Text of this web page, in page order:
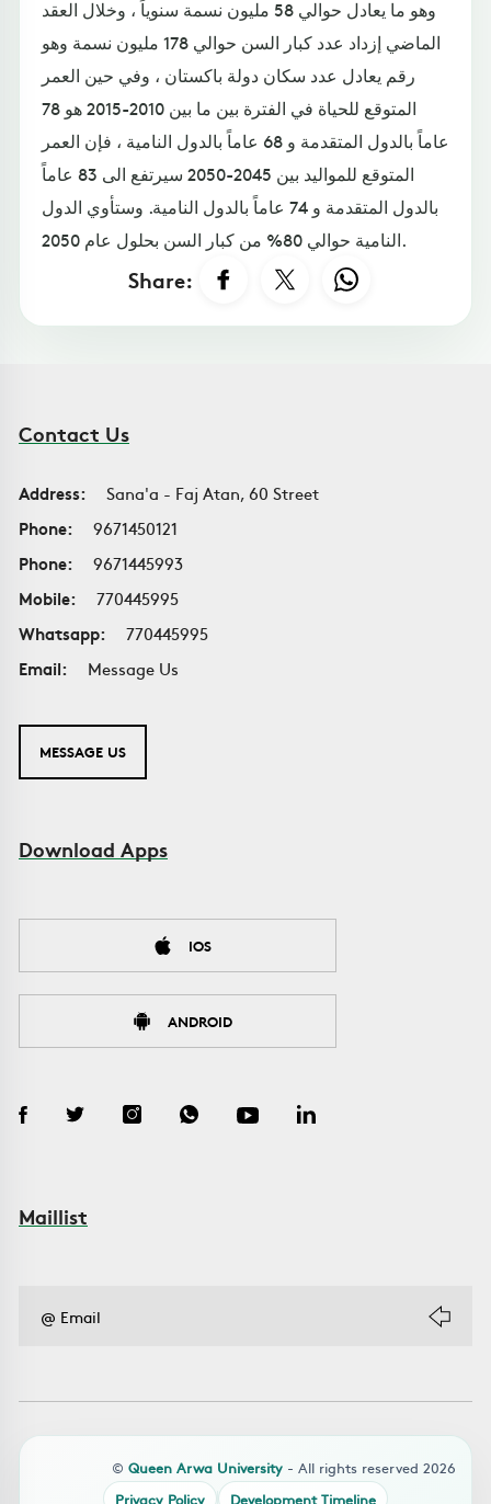
وهو ما يعادل حوالي 58 مليون نسمة سنوياً ، وخلال العقد
الماضي إزداد عدد كبار السن حوالي 178 مليون نسمة وهو
رقم يعادل عدد سكان دولة باكستان ، وفي حين العمر
المتوقع للحياة في الفترة بين ما بين 2010-2015 هو 78
عاماً بالدول المتقدمة و 68 عاماً بالدول النامية ، فإن العمر
المتوقع للمواليد بين 2045-2050 سيرتفع الى 83 عاماً
بالدول المتقدمة و 74 عاماً بالدول النامية. وستأوي الدول
النامية حوالي 80% من كبار السن بحلول عام 2050.
Share:
Contact Us
Address:
Sana'a - Faj Atan, 60 Street
Phone:
9671450121
Phone:
9671445993
Mobile:
770445995
Whatsapp:
770445995
Email:
Message Us
MESSAGE US
Download Apps
IOS
ANDROID
Maillist
© Queen Arwa University - All rights reserved 2026
Privacy Policy
Development Timeline